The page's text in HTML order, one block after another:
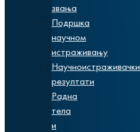
звања
Подршка
научном
истраживању
Научноистраживачки
резултати
Радна
тела
и